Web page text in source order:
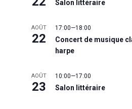
Salon littéraire
AOÛT
22
17:00—18:00
Concert de musique
harpe
AOÛT
23
10:00—17:00
Salon littéraire